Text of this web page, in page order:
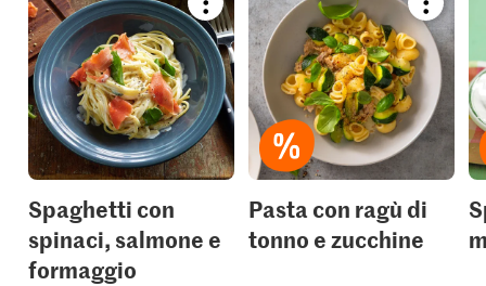
Bookmark
recipe
or
add
it
to
your
collections.
Spaghetti con
spinaci, salmone e
formaggio
recipe
or
add
it
your
Pasta con ragù di
tonno e zucchine